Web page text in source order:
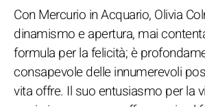
Con Mercurio in Acquario, Olivia
dinamismo e apertura, mai
formula per la felicità; è
consapevole delle innumerevoli
vita offre. Il suo entusiasmo per la